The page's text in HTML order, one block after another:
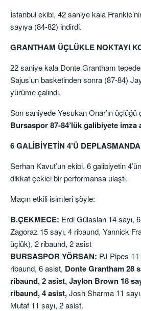
İstanbul ekibi, 42 saniye kala
sayıya (84-82) indirdi.
GRANTHAM ÜÇLÜKLE NOKTAYI
22 saniye kala Donte Grantham
Sajus’un basketinden sonra (87-84)
yürüme çalındı.
Son saniyede Yesukan Onar’ın
Bursaspor 87-84’lük galibiyete imza
6 GALİBİYETİN 4’Ü DEPLASMANDA
Serhan Kavut’un ekibi, 6 galibiyetin
dikkat çekici bir performansa ulaştı.
Maçın etkili isimleri şöyle:
B.ÇEKMECE: Erdi Gülaslan 14 sayı,
Zagoraz 15 sayı, 4 ribaund, Yannick
üçlük), 2 ribaund, 2 asist
BURSASPOR YÖRSAN: PJ Pipes
ribaund, 6 asist, Donte Grantham 28
ribaund, 2 asist, Jaylon Brown 18
ribaund, 4 asist,Josh Sharma 11
Mutaf 11 sayı, 2 asist.